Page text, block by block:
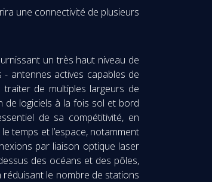
une connectivité de plusieurs
un très haut niveau de
antennes actives capables de
de multiples largeurs de
de logiciels à la fois sol et bord
de sa compétitivité, en
temps et l’espace, notamment
par liaison optique laser
des océans et des pôles,
le nombre de stations